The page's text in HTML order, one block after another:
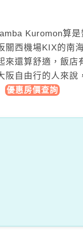
Kuromon算是
關西機場KIX的南
來還算舒適，飯店
阪自由行的人來說
優惠房價查詢